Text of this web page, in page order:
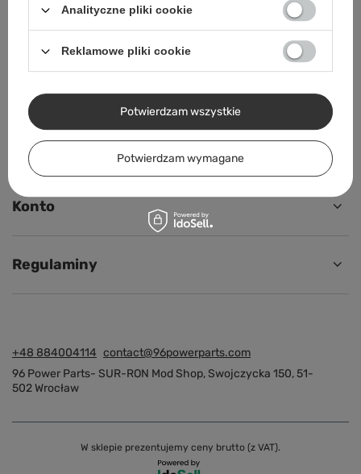
Status zamówienia
Chcę odstąpić od umowy
Chcę wymienić produkt
Kontakt
Konto
Regulaminy
+48 884004114 contact@96powerparts.com
96 Power Parts- SUR-RON Mod Shop,Swojczycka 150,51-
502Wrocław
W sklepie prezentujemy ceny brutto (z VAT).
Analityczne pliki cookie
Reklamowe pliki cookie
Potwierdzam wymagane
Potwierdzam wszystkie